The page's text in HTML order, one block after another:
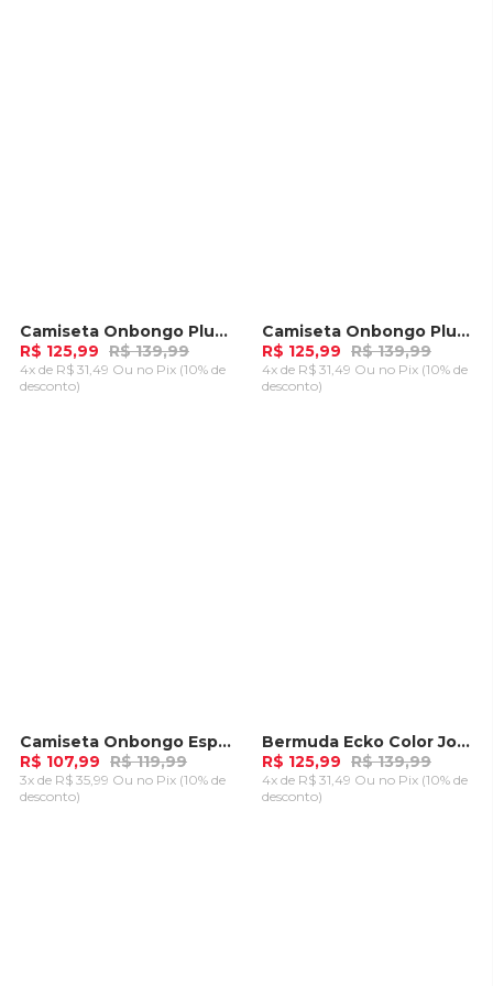
-10%Camiseta Onbongo Plus Size Masculina Verde Tifani
R$ 125,99 R$ 139,99
4x de R$ 31,49 Ou no Pix (10% de
desconto)
-10%Camiseta Onbongo Plus Size Masculina Branca
R$ 125,99 R$ 139,99
4x de R$ 31,49 Ou no Pix (10% de
desconto)
-10%Camiseta Onbongo Especial Verde
R$ 107,99 R$ 119,99
3x de R$ 35,99 Ou no Pix (10% de
desconto)
- 10%Bermuda Ecko Color Jogger Bege
R$ 125,99 R$ 139,99
4x de R$ 31,49 Ou no Pix (10% de
desconto)